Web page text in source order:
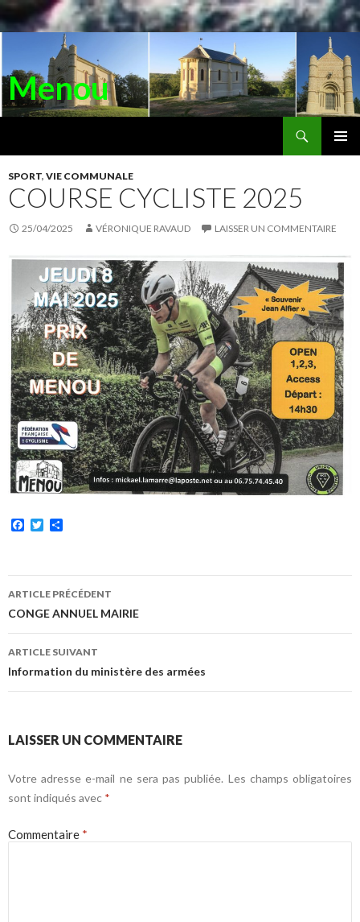
Menou
AU
CONTENU
SPORT, VIE COMMUNALE
COURSE CYCLISTE 2025
25/04/2025 VÉRONIQUE RAVAUD LAISSER UN COMMENTAIRE
F
b
o
o
k
T
t
e
r
a
g
e
r
Navigation
des
articles
ARTICLE PRÉCÉDENT
CONGE ANNUEL MAIRIE
ARTICLE SUIVANT
Information du ministère des armées
LAISSER UN COMMENTAIRE
Votre adresse e-mail ne sera pas publiée. Les champs obligatoires
sont indiqués avec *
Commentaire *